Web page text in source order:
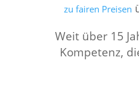
zu fairen Preisen
Weit über 15
Kompetenz,